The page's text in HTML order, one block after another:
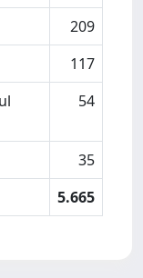
209
117
54
35
5.665